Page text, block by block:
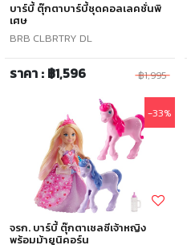
บาร์บี้ ตุ๊กตาบาร์บี้ชุดคอลเลคชั่นพิ
เศษ
BRB CLBRTRY DL
ราคา : ฿1,596 ฿1,995
-33%
จรก. บาร์บี้ ตุ๊กตาเชลซีเจ้าหญิง
พร้อมม้ายูนิคอร์น